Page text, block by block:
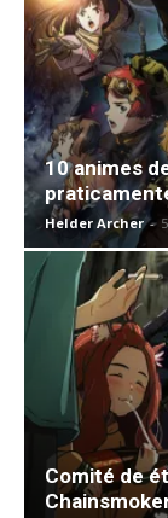
10 animes
Helder Archer -
Comité de